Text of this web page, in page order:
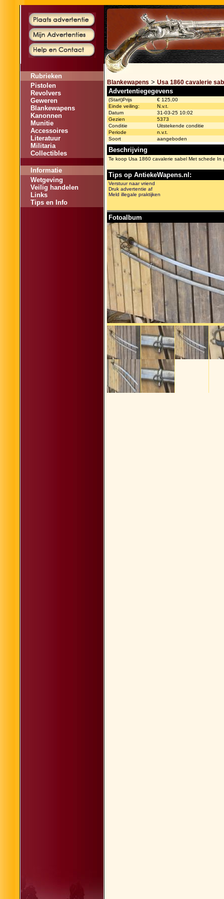
Rubrieken
Pistolen
Revolvers
Geweren
Blankewapens
Kanonnen
Munitie
Accessoires
Literatuur
Militaria
Collectibles
Informatie
Wetgeving
Veilig handelen
Links
Tips en Info
Blankewapens > Usa 1860 cavalerie
Advertentiegegevens
(Start)Prijs
€ 125,00
Einde veiling:
N.v.t.
Datum
31-03-25 10:02
Gezien
5373
Conditie
Uitstekende conditie
Periode
n.v.t.
Soort
aangeboden
Beschrijving
Te koop Usa 1860 cavalerie sabel Met schede
Tips op AntiekeWapens.nl:
Verstuur naar vriend
Druk advertentie af
Meld illegale praktijken
Fotoalbum